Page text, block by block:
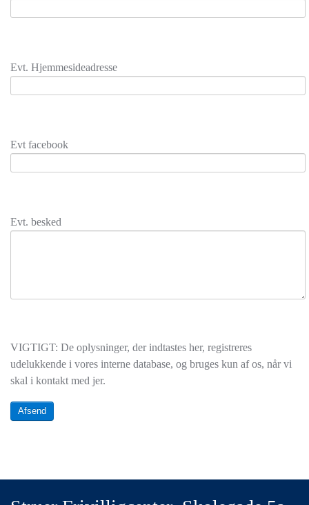
Evt. Hjemmesideadresse
Evt facebook
Evt. besked
VIGTIGT: De oplysninger, der indtastes her, registreres
udelukkende i vores interne database, og bruges kun af os, når vi
skal i kontakt med jer.
Afsend